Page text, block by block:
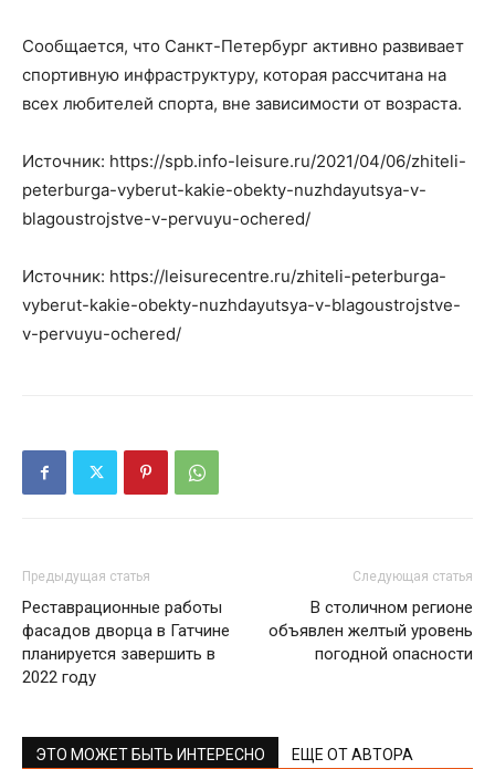
Сообщается, что Санкт-Петербург активно развивает
спортивную инфраструктуру, которая рассчитана на
всех любителей спорта, вне зависимости от возраста.
Источник: https://spb.info-leisure.ru/2021/04/06/zhiteli-
peterburga-vyberut-kakie-obekty-nuzhdayutsya-v-
blagoustrojstve-v-pervuyu-ochered/
Источник: https://leisurecentre.ru/zhiteli-peterburga-
vyberut-kakie-obekty-nuzhdayutsya-v-blagoustrojstve-
v-pervuyu-ochered/
Предыдущая статья
Реставрационные работы
фасадов дворца в Гатчине
планируется завершить в
2022 году
Следующая статья
В столичном регионе
объявлен желтый уровень
погодной опасности
ЭТО МОЖЕТ БЫТЬ ИНТЕРЕСНО ЕЩЕ ОТ АВТОРА